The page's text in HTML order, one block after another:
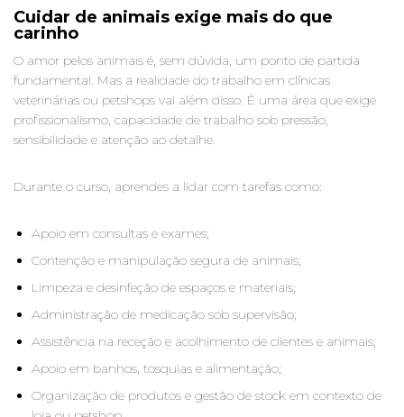
Cuidar de animais exige mais do que
carinho
O amor pelos animais é, sem dúvida, um ponto de partida
fundamental. Mas a realidade do trabalho em clínicas
veterinárias ou petshops vai além disso. É uma área que exige
profissionalismo, capacidade de trabalho sob pressão,
sensibilidade e atenção ao detalhe.
Durante o curso, aprendes a lidar com tarefas como:
Apoio em consultas e exames;
Contenção e manipulação segura de animais;
Limpeza e desinfeção de espaços e materiais;
Administração de medicação sob supervisão;
Assistência na receção e acolhimento de clientes e animais;
Apoio em banhos, tosquias e alimentação;
Organização de produtos e gestão de stock em contexto de